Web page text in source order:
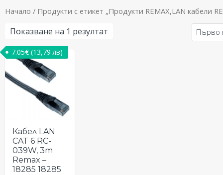
Начало / Продукти с етикет „Продукти REMAX,LAN кабели
Показване на 1 резултат
Кабел LAN
CAT 6 RC-
039W, 3m
Remax –
18285 18285
7.05€ (13,79 лв)